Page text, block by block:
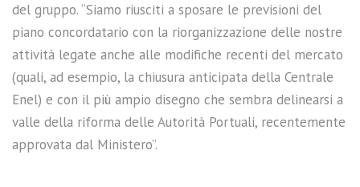
del gruppo. “Siamo riusciti a sposare le previsioni del
piano concordatario con la riorganizzazione delle nostre
attività legate anche alle modifiche recenti del mercato
(quali, ad esempio, la chiusura anticipata della Centrale
Enel) e con il più ampio disegno che sembra delinearsi a
valle della riforma delle Autorità Portuali, recentemente
approvata dal Ministero”.